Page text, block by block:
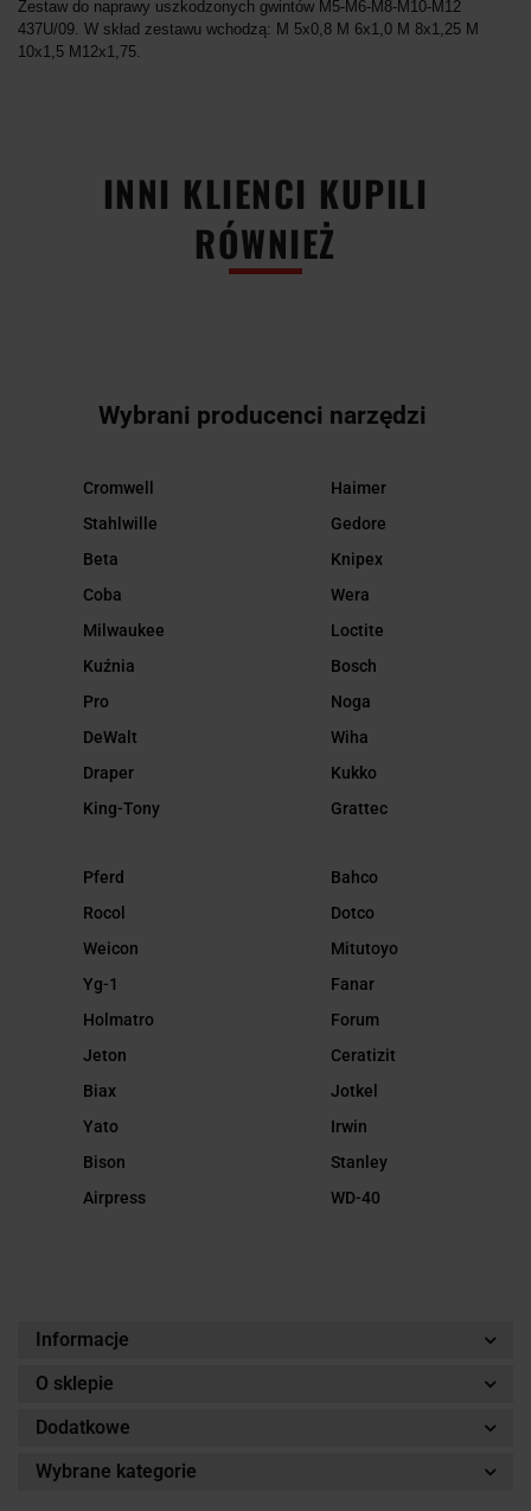
Zestaw do naprawy uszkodzonych gwintów M5-M6-M8-M10-M12
437U/09. W skład zestawu wchodzą: M 5x0,8 M 6x1,0 M 8x1,25 M
10x1,5 M12x1,75.
INNI KLIENCI KUPILI
RÓWNIEŻ
Wybrani producenci narzędzi
Cromwell
Stahlwille
Beta
Coba
Milwaukee
Kuźnia
Pro
DeWalt
Draper
King-Tony
Haimer
Gedore
Knipex
Wera
Loctite
Bosch
Noga
Wiha
Kukko
Grattec
Pferd
Rocol
Weicon
Yg-1
Holmatro
Jeton
Biax
Yato
Bison
Airpress
Bahco
Dotco
Mitutoyo
Fanar
Forum
Ceratizit
Jotkel
Irwin
Stanley
WD-40
Informacje
O sklepie
Dodatkowe
Wybrane kategorie